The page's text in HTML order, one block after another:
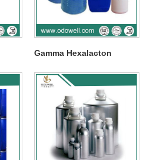
Gamma Hexalacton